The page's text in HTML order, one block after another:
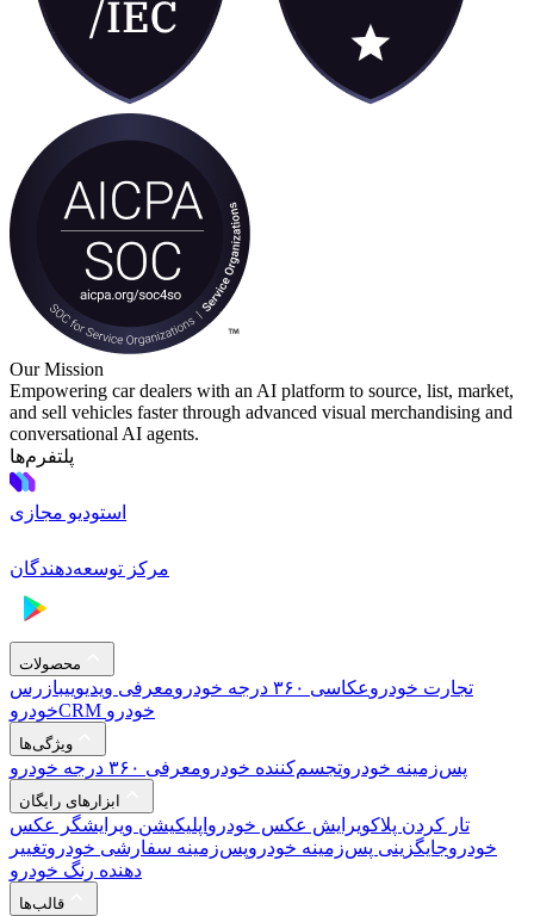
Our Mission
Empowering car dealers with an AI platform to source, list, market,
and sell vehicles faster through advanced visual merchandising and
conversational AI agents.
پلتفرم‌ها
استودیو مجازی
مرکز توسعه‌دهندگان
محصولات
تجارت خودروعکاسی ۳۶۰ درجه خودرو معرفی ویدیوییبازرس
خودرو
CRM خودرو
ویژگی‌ها
پس‌زمینه خودروتجسم‌کننده خودرومعرفی ۳۶۰ درجه خودرو
ابزارهای رایگان
تار کردن پلاکویرایش عکس خودرو اپلیکیشن ویرایشگر عکس
خودروجایگزینی پس‌زمینه خودروپس‌زمینه سفارشی خودروتغییر
دهنده رنگ خودرو
قالب‌ها